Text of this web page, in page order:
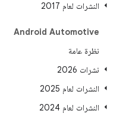
النشرات لعام 2017
Android Automotive
نظرة عامة
نشرات 2026
النشرات لعام 2025
النشرات لعام 2024